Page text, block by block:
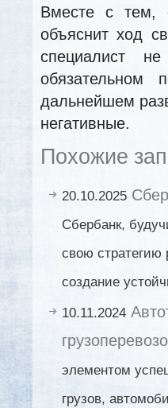
Вместе с тем,
объяснит ход
специалист
дальнейшем
негативные.
Похожие
20.10.2025
Сбербанк,
свою стратегию
создание
10.11.2024
элементом
грузов,